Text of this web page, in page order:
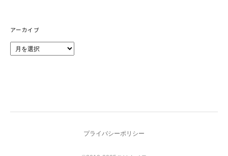
アーカイブ
ー
プライバシーポリシー